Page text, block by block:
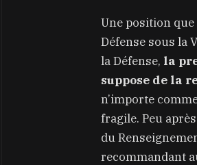
Une position que
Défense sous la
la Défense, la
suppose de la
n’importe
fragile. Peu
du
recommandant